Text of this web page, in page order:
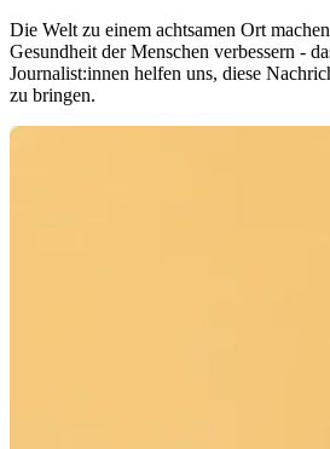
Die Welt zu einem achtsamen Ort
Gesundheit der Menschen verbessern -
Journalist:innen helfen uns, diese
zu bringen.